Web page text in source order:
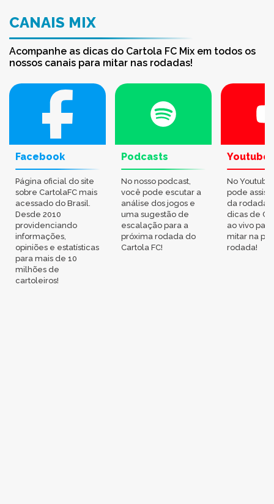
CANAIS MIX
Acompanhe as dicas do Cartola FC Mix em todos os
nossos canais para mitar nas rodadas!
Facebook
Página oficial do site
sobre CartolaFC mais
acessado do Brasil.
Desde 2010
providenciando
informações,
opiniões e estatísticas
para mais de 10
milhões de
cartoleiros!
Podcasts
No nosso podcast,
você pode escutar a
análise dos jogos e
uma sugestão de
escalação para a
próxima rodada do
Cartola FC!
Youtube
No
pode
da rodada,
dicas de
ao vivo
mitar na
rodada!